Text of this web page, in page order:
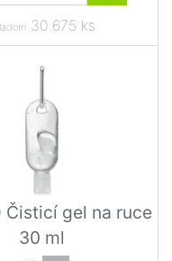
30 675 ks
Čisticí gel na ruce
30 ml